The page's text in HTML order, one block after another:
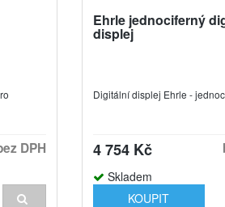
DPH
Ehrle jednociferný
displej
Digitální displej Ehrle -
4 754 Kč
Skladem
KOUPIT